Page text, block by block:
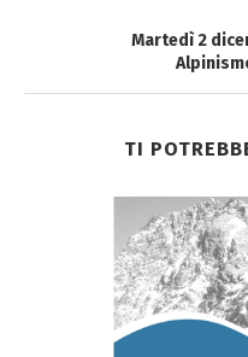
Martedì 2
TI